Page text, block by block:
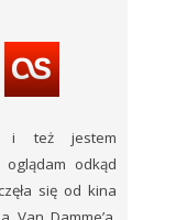
i też jestem
oglądam odkąd
się od kina